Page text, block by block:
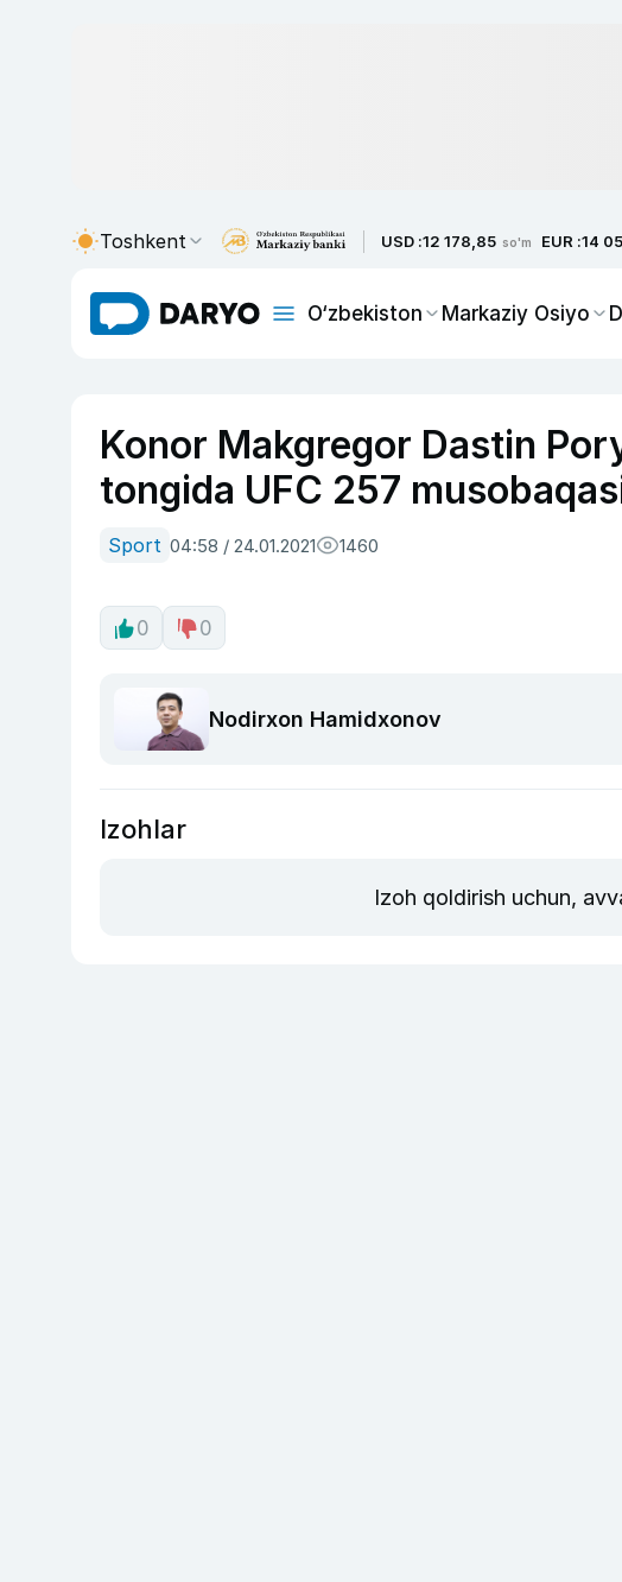
Toshkent USD :12 178,85 so'm EUR :14
O‘zbekiston Markaziy Osiyo
Konor Makgregor Dastin
tongida UFC 257
Sport 04:58 / 24.01.2021 1460
0 0
Nodirxon Hamidxonov
Izohlar
Izoh qoldirish uchun,